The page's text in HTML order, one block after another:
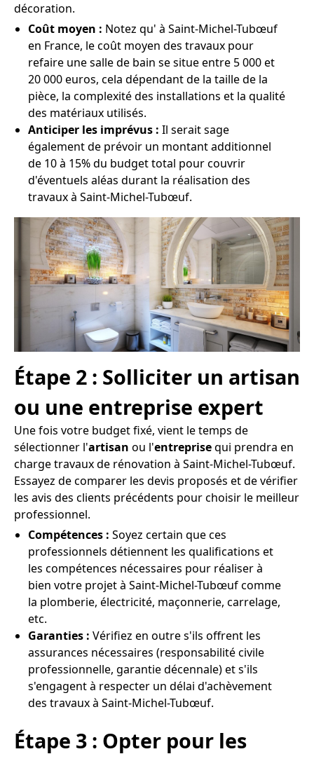
décoration.
Coût moyen : Notez qu' à Saint-Michel-Tubœuf
en France, le coût moyen des travaux pour
refaire une salle de bain se situe entre 5 000 et
20 000 euros, cela dépendant de la taille de la
pièce, la complexité des installations et la qualité
des matériaux utilisés.
Anticiper les imprévus : Il serait sage
également de prévoir un montant additionnel
de 10 à 15% du budget total pour couvrir
d'éventuels aléas durant la réalisation des
travaux à Saint-Michel-Tubœuf.
Étape 2 : Solliciter un artisan
ou une entreprise expert
Une fois votre budget fixé, vient le temps de
sélectionner l'artisan ou l'entreprisequi prendra en
charge travaux de rénovation à Saint-Michel-Tubœuf.
Essayez de comparer les devis proposés et de vérifier
les avis des clients précédents pour choisir le meilleur
professionnel.
Compétences : Soyez certain que ces
professionnels détiennent les qualifications et
les compétences nécessaires pour réaliser à
bien votre projet à Saint-Michel-Tubœuf comme
la plomberie, électricité, maçonnerie, carrelage,
etc.
Garanties : Vérifiez en outre s'ils offrent les
assurances nécessaires (responsabilité civile
professionnelle, garantie décennale) et s'ils
s'engagent à respecter un délai d'achèvement
des travaux à Saint-Michel-Tubœuf.
Étape 3 : Opter pour les